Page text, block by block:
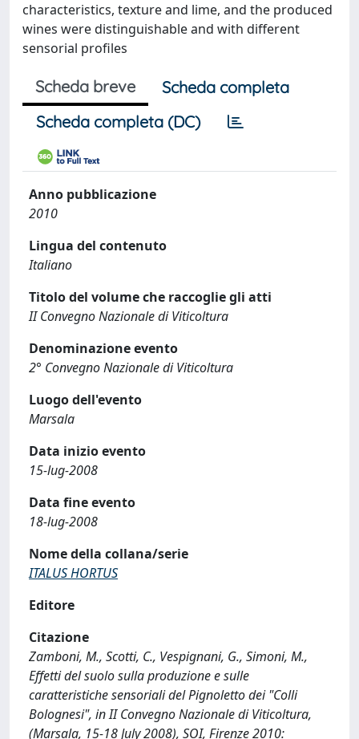
characteristics, texture and lime, and the produced
wines were distinguishable and with different
sensorial profiles
Scheda breve
Scheda completa
Scheda completa (DC)
Anno pubblicazione
2010
Lingua del contenuto
Italiano
Titolo del volume che raccoglie gli atti
II Convegno Nazionale di Viticoltura
Denominazione evento
2° Convegno Nazionale di Viticoltura
Luogo dell'evento
Marsala
Data inizio evento
15-lug-2008
Data fine evento
18-lug-2008
Nome della collana/serie
ITALUS HORTUS
Editore
Citazione
Zamboni, M., Scotti, C., Vespignani, G., Simoni, M.,
Effetti del suolo sulla produzione e sulle
caratteristiche sensoriali del Pignoletto dei "Colli
Bolognesi", in II Convegno Nazionale di Viticoltura,
(Marsala, 15-18 July 2008), SOI, Firenze 2010: